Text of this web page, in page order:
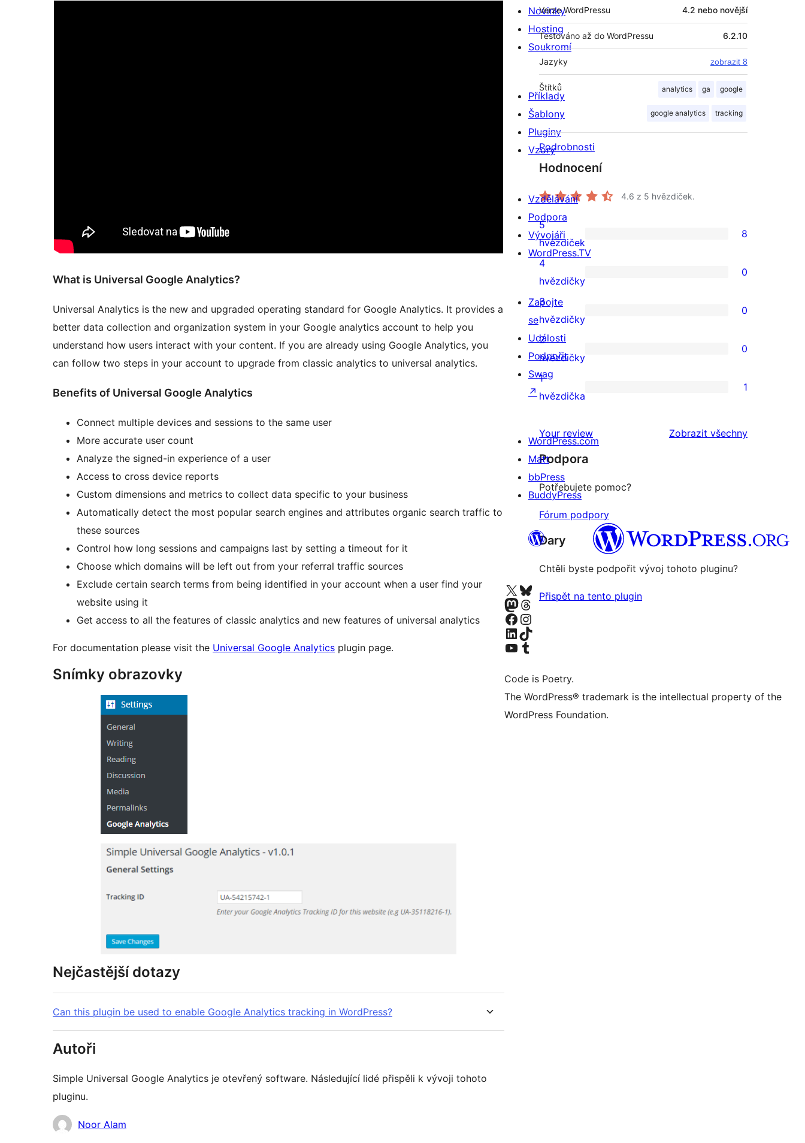
What is Universal Google Analytics?
Universal Analytics is the new and upgraded operating standard for Google Analytics. It provides a
better data collection and organization system in your Google analytics account to help you
understand how users interact with your content. If you are already using Google Analytics, you
can follow two steps in your account to upgrade from classic analytics to universal analytics.
Benefits of Universal Google Analytics
Connect multiple devices and sessions to the same user
More accurate user count
Analyze the signed-in experience of a user
Access to cross device reports
Custom dimensions and metrics to collect data specific to your business
Automatically detect the most popular search engines and attributes organic search traffic to
these sources
Control how long sessions and campaigns last by setting a timeout for it
Choose which domains will be left out from your referral traffic sources
Exclude certain search terms from being identified in your account when a user find your
website using it
Get access to all the features of classic analytics and new features of universal analytics
For documentation please visit the Universal Google Analytics plugin page.
Snímky obrazovky
Nejčastější dotazy
Can this plugin be used to enable Google Analytics tracking in WordPress?
Autoři
Simple Universal Google Analytics je otevřený software. Následující lidé přispěli k vývoji tohoto
pluginu.
Spolupracovníci
Noor Alam
Verze WordPressu 4.2 nebo novější
Testováno až do WordPressu 6.2.10
Jazyky zobrazit 8
Štítků analytics ga google
google analytics tracking
Podrobnosti
Hodnocení
4.6 z 5 hvězdiček.
8
5hvězdičkové
hodnocení
5
hvězdiček
8
0
4hvězdičkové
hodnocení
4
hvězdičky
0
0
3hvězdičkové
hodnocení
3
hvězdičky
0
0
2hvězdičkové
hodnocení
2
hvězdičky
0
1
hodnocení
1
hvězdička
1
Your review Zobrazit všechnyrecenze
Podpora
Potřebujete pomoc?
Fórum podpory
Dary
Chtěli byste podpořit vývoj tohoto pluginu?
Přispět na tento plugin
Novinky
Hosting
Soukromí
Příklady
Šablony
Pluginy
Vzory
Vzdělávání
Podpora
Vývojáři
WordPress.TV
Zapojte
se
Události
Podpořit
Swag
↗
WordPress.com
Matt
bbPress
BuddyPress
Navštivte náš účet na X (dříve Twitter)
Navštivte náš Bluesky účet
Navštivte náš účet Mastodon
Navštivte náš Threads účet
Navštivte naši stránku na Facebooku
Navštivte náš Instagram účet
Navštivte náš LinkedIn účet
Navštivte náš TikTok účet
Navštivte náš YouTube kanálNavštivte náš Tumblr účet
Code is Poetry.
The WordPress® trademark is the intellectual property of the
WordPress Foundation.